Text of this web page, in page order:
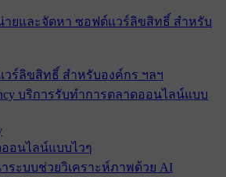
ร์ลิขสิทธิ์ สำหรับองค์กร ฯลฯ
อนไลน์แบบไวๆ